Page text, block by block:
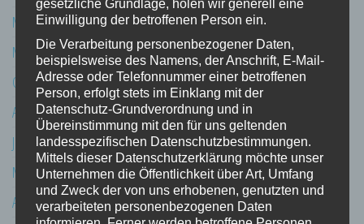
März 2024
März 2021
Oktober 2020
August 2020
Juli 2020
Mai 2020
April 2020
gesetzliche Grundlage, holen wir generell eine
Einwilligung der betroffenen Person ein.
Die Verarbeitung personenbezogener Daten,
beispielsweise des Namens, der Anschrift, E-Mail-
Adresse oder Telefonnummer einer betroffenen
Person, erfolgt stets im Einklang mit der
Datenschutz-Grundverordnung und in
Übereinstimmung mit den für uns geltenden
landesspezifischen Datenschutzbestimmungen.
Mittels dieser Datenschutzerklärung möchte unser
Unternehmen die Öffentlichkeit über Art, Umfang
und Zweck der von uns erhobenen, genutzten und
verarbeiteten personenbezogenen Daten